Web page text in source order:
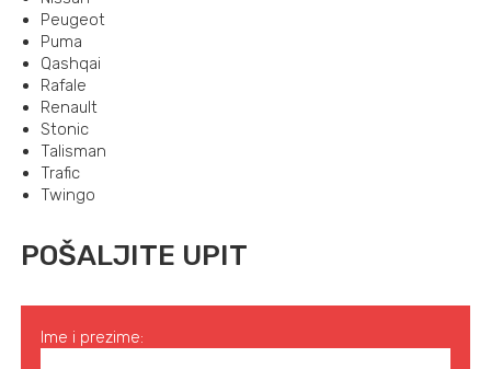
Peugeot
Puma
Qashqai
Rafale
Renault
Stonic
Talisman
Trafic
Twingo
POŠALJITE UPIT
Ime i prezime: